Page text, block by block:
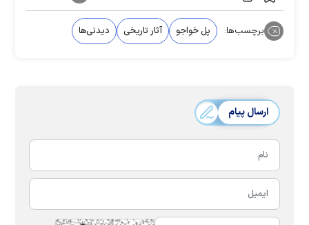
برچسب‌ها: پل خواجو آثار تاریخی دیدنی‌ها
ارسال پیام